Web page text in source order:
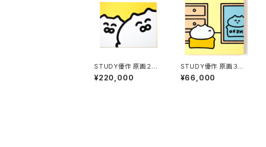
STUDY優作 原画２１
「大きいゴロニャン兄
弟」
¥220,000
STUDY優作 原画３４
「窓：着替え」
¥66,000